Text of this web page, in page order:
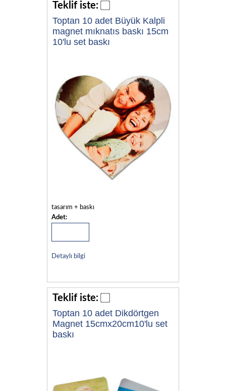
Teklif iste:
Toptan 10 adet Büyük Kalpli
magnet mıknatıs baskı 15cm
10'lu set baskı
tasarım + baskı
Adet:
Detaylı bilgi
Teklif iste:
Toptan 10 adet Dikdörtgen
Magnet 15cmx20cm10'lu set
baskı